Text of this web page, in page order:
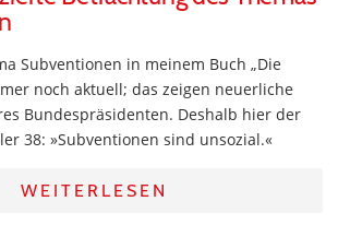
Subventionen in meinem Buch „Die
noch aktuell; das zeigen neuerliche
Bundespräsidenten. Deshalb hier der
38: »Subventionen sind unsozial.«
WEITERLESEN